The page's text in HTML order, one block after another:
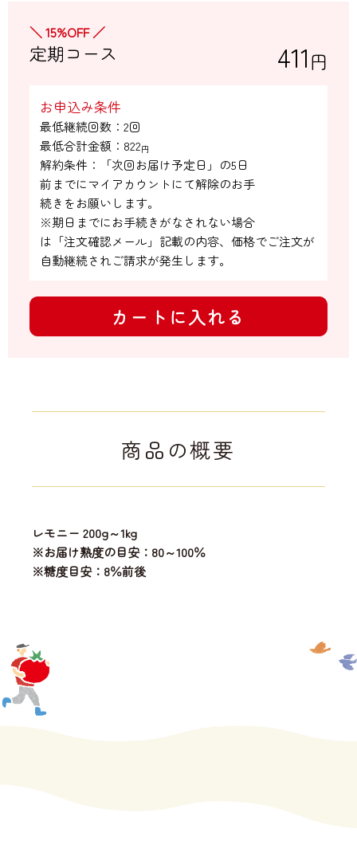
＼ 15%OFF ／
定期コース 411円
お申込み条件
最低継続回数：2回
最低合計金額： 822円
解約条件：「次回お届け予定日」の5日
前までにマイアカウントにて解除のお手
続きをお願いします。
※期日までにお手続きがなされない場合
は「注文確認メール」記載の内容、価格でご注文が
自動継続されご請求が発生します。
カートに入れる
商品の概要
レモニー 200g～1kg
※お届け熟度の目安：80～100％
※糖度目安：8％前後